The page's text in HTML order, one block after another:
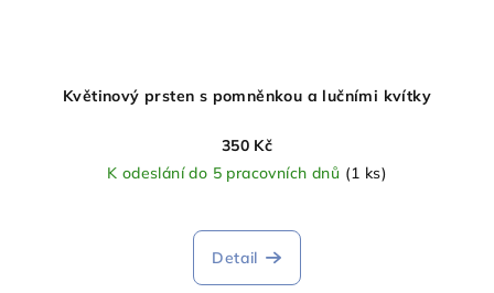
Květinový prsten s pomněnkou a lučními kvítky
350 Kč
K odeslání do 5 pracovních dnů (1 ks)
Detail